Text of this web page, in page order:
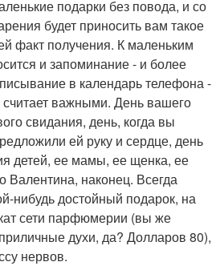
подарки без повода, и со
будет приносить вам такое
факт получения. К маленьким
и запоминание - и более
в календарь телефона -
считает важными. День вашего
свидания, день, когда вы
ей руку и сердце, день
детей, ее мамы, ее щенка, ее
Валентина, наконец. Всегда
нибудь достойный подарок, на
сети парфюмерии (вы же
духи, да? Долларов 80),
нервов.